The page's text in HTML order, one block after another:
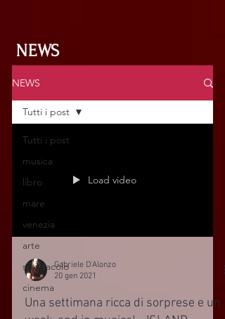
NEWS
NEWS
Tutti i post
musica
libro
mare
venezia
arte
spettacolo
cinema
Tutti i post
Load video
Gabriele D'Alonzo
20 gen 2021
Una settimana ricca di sorprese e un